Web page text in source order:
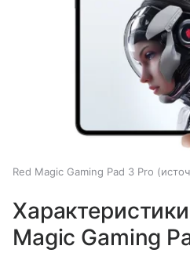
Red Magic Gaming Pad 3 Pro
Magic Gaming